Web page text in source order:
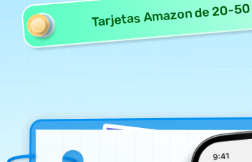
Tarjetas Amazon de 20-50